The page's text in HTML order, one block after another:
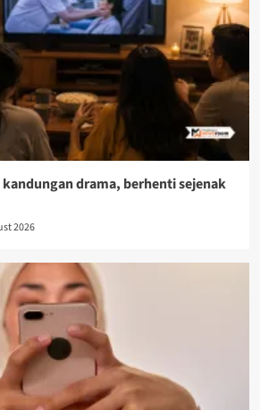
drama, berhenti sejenak
2026